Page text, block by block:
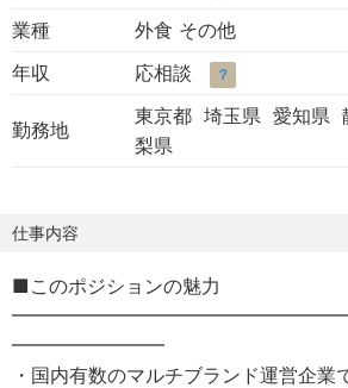
業種
外食 その他
年収
応相談 ？
勤務地
東京都 埼玉県 愛知県
梨県
仕事内容
■このポジションの魅力
━━━━━━━━
・国内有数のマルチブランド運営企業